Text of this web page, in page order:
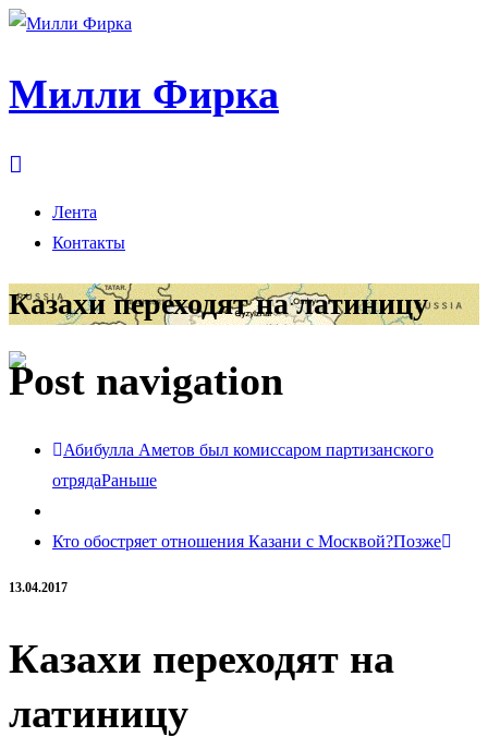
Милли Фирка
Лента
Контакты
Казахи переходят на латиницу
Post navigation
Абибулла Аметов был комиссаром партизанского
отрядаРаньше
Кто обостряет отношения Казани с Москвой?Позже
13.04.2017
Казахи переходят на
латиницу